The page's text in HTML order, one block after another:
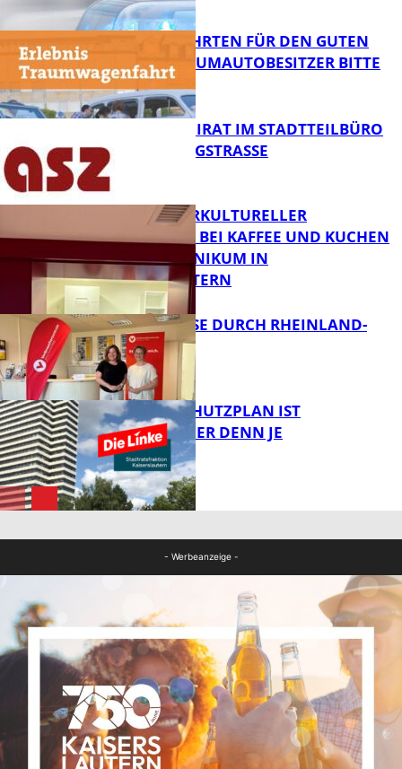
FB News
FB News
SPENDENFAHRTEN FÜR DEN GUTEN
ZWECK – TRAUMAUTOBESITZER BITTE
MELDEN!
FB News
SENIORENBEIRAT IM STADTTEILBÜRO
IN DER KÖNIGSTRASSE
FB Gesundheit
NEUER INTERKULTURELLER
TREFFPUNKT BEI KAFFEE UND KUCHEN
IM PFALZKLINIKUM IN
KAISERSLAUTERN
Panorama
SOMMERREISE DURCH RHEINLAND-
PFALZ
EIN HITZESCHUTZPLAN IST
NOTWENDIGER DENN JE
- Werbeanzeige -